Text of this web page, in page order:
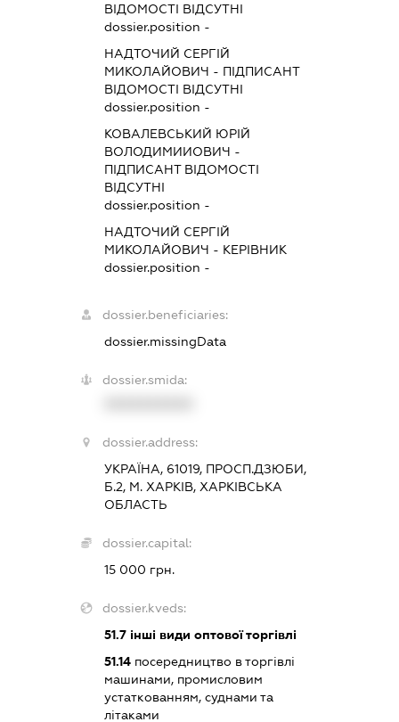
ВІДОМОСТІ ВІДСУТНІ
dossier.position -
НАДТОЧИЙ СЕРГІЙ
МИКОЛАЙОВИЧ - ПІДПИСАНТ
ВІДОМОСТІ ВІДСУТНІ
dossier.position -
КОВАЛЕВСЬКИЙ ЮРІЙ
ВОЛОДИМИИОВИЧ -
ПІДПИСАНТВІДОМОСТІ
ВІДСУТНІ
dossier.position -
НАДТОЧИЙ СЕРГІЙ
МИКОЛАЙОВИЧ - КЕРІВНИК
dossier.position -
dossier.beneficiaries:
dossier.missingData
dossier.smida:
dossier.address:
УКРАЇНА, 61019, ПРОСП.ДЗЮБИ,
Б.2, М. ХАРКІВ, ХАРКІВСЬКА
ОБЛАСТЬ
dossier.capital:
15 000 грн.
dossier.kveds:
51.7інші види оптової торгівлі
51.14посередництво в торгівлі
машинами, промисловим
устаткованням, суднами та
літаками